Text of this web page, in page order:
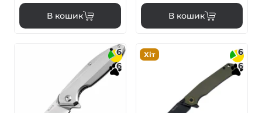
В кошик В кошик
6
6
Хіт
6
6